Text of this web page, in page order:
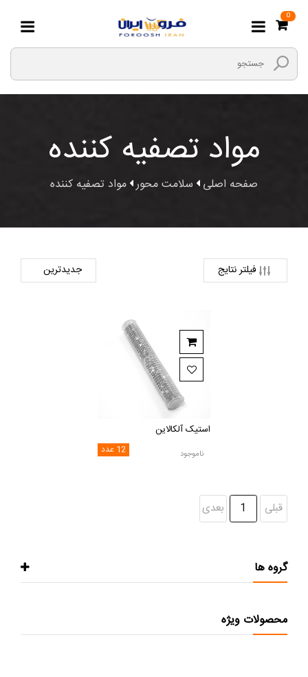
0
مواد تصفیه کننده
صفحه اصلی سلامت محور مواد تصفیه کننده
فیلتر نتایج
استیک آلکالاین
12 عدد ناموجود
قبلی 1 بعدی
گروه ها
محصولات ویژه